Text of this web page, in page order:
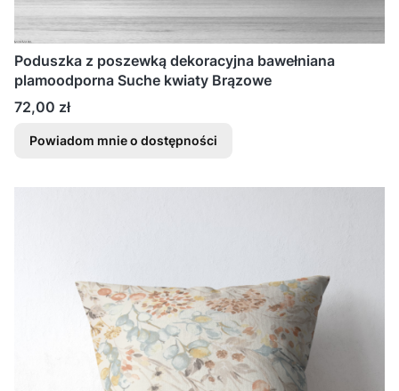
Poduszka z poszewką dekoracyjna bawełniana
plamoodporna Suche kwiaty Brązowe
Cena
72,00 zł
Powiadom mnie o dostępności